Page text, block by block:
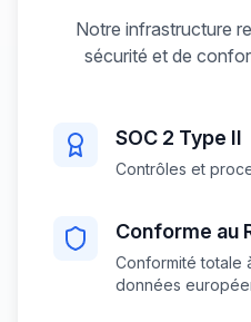
Notre infrastructure
sécurité et de
SOC 2 Type II
Contrôles et
Conforme au
Conformité totale
données